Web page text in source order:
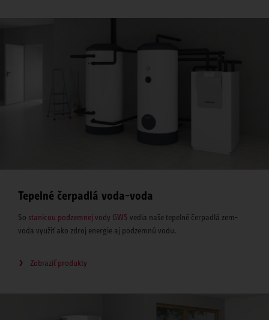
Tepelné čerpadlá voda-voda
So stanicou podzemnej vody GWS vedia naše tepelné čerpadlá zem-
voda využiť ako zdroj energie aj podzemnú vodu.
Zobraziť produkty